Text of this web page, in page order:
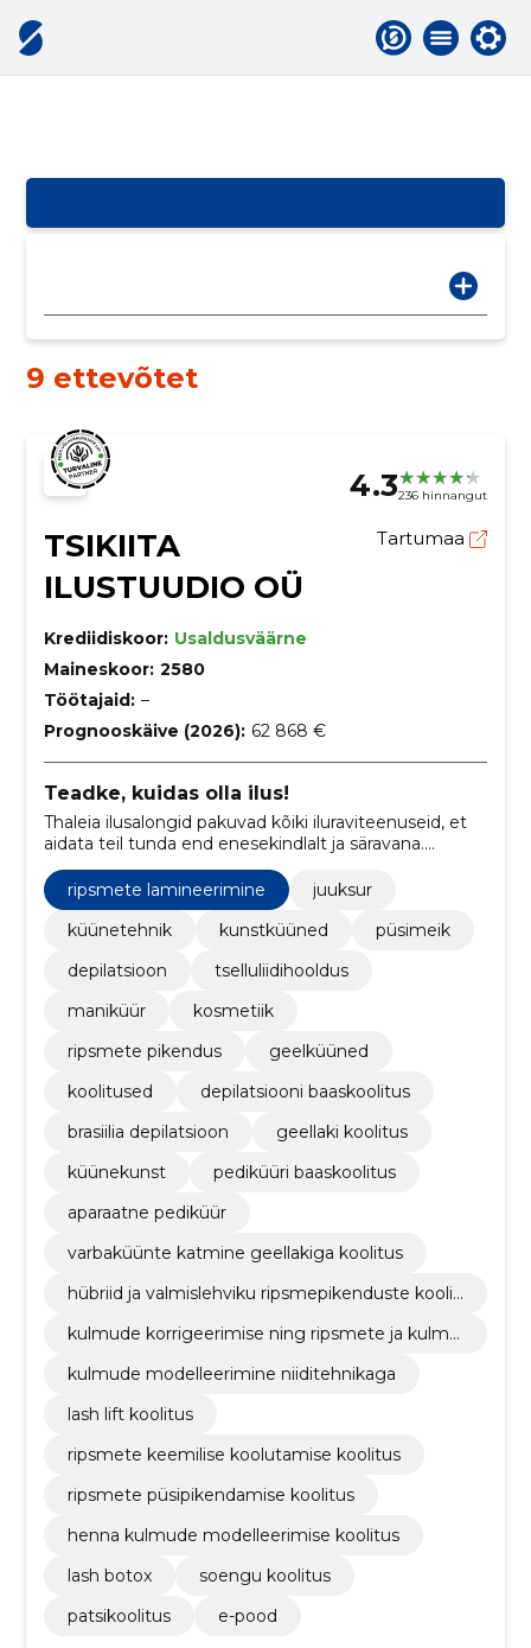
9 ettevõtet
4.3236 hinnangut
TSIKIITA
ILUSTUUDIO OÜ
Tartumaa
Krediidiskoor: Usaldusväärne
Maineskoor: 2580
Töötajaid: –
Prognooskäive (2026): 62 868 €
Teadke, kuidas olla ilus!
Thaleia ilusalongid pakuvad kõiki iluraviteenuseid, et
aidata teil tunda end enesekindlalt ja säravana.
Pakume tooteid ja teenuseid, mis on loodud oma
parima jumestuse ja kosmeetiliste protseduuride
saamiseks.
ripsmete lamineerimine
juuksur
küünetehnik
kunstküüned
püsimeik
depilatsioon
tselluliidihooldus
maniküür
kosmetiik
ripsmete pikendus
geelküüned
koolitused
depilatsiooni baaskoolitus
brasiilia depilatsioon
geellaki koolitus
küünekunst
pediküüri baaskoolitus
aparaatne pediküür
varbaküünte katmine geellakiga koolitus
hübriid ja valmislehviku ripsmepikenduste koolit
kulmude korrigeerimise ning ripsmete ja kulmu
kulmude modelleerimine niiditehnikaga
lash lift koolitus
ripsmete keemilise koolutamise koolitus
ripsmete püsipikendamise koolitus
henna kulmude modelleerimise koolitus
lash botox
soengu koolitus
patsikoolitus
e-pood